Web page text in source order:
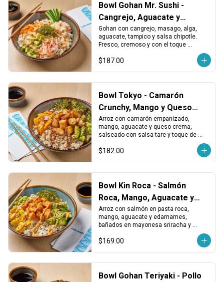
Bowl Gohan Mr. Sushi -
Cangrejo, Aguacate y
Tampico
Gohan con cangrejo, masago, alga,
aguacate, tampico y salsa chipotle.
Fresco, cremoso y con el toque
$187.00
Bowl Tokyo - Camarón
Crunchy, Mango y Queso
Crema
Arroz con camarón empanizado,
mango, aguacate y queso crema,
salseado con salsa tare y toque de
shichimi. Dulce, cremoso y con picor
equilibrado.
$182.00
Bowl Kin Roca - Salmón
Roca, Mango, Aguacate y
Edamames
Arroz con salmón en pasta roca,
mango, aguacate y edamames,
bañados en mayonesa sriracha y
terminado con ajonjolí. Cremoso, spicy
y lleno de textura.
$169.00
Bowl Gohan Teriyaki - Pollo